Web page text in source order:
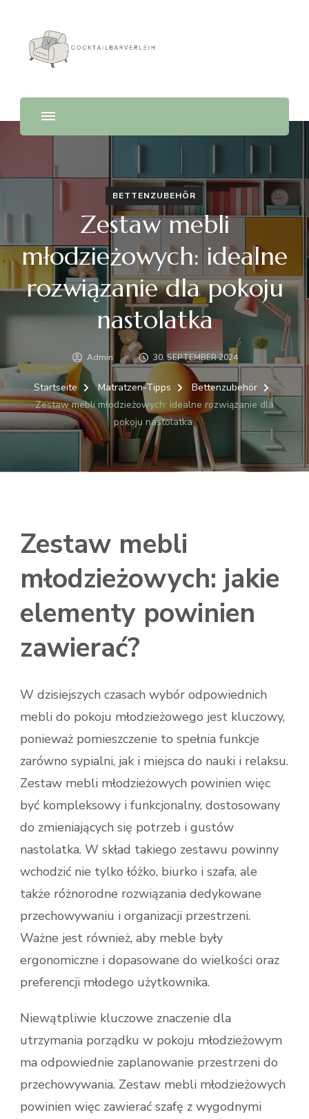
Cocktailbarverleih
BETTENZUBEHÖR
Zestaw mebli
młodzieżowych: idealne
rozwiązanie dla pokoju
nastolatka
Admin 30. SEPTEMBER 2024
Startseite Matratzen-Tipps
Bettenzubehör
Zestaw mebli młodzieżowych: idealne rozwiązanie dla
pokoju nastolatka
Zestaw mebli
młodzieżowych: jakie
elementy powinien
zawierać?
W dzisiejszych czasach wybór odpowiednich
mebli do pokoju młodzieżowego jest kluczowy,
ponieważ pomieszczenie to spełnia funkcje
zarówno sypialni, jak i miejsca do nauki i relaksu.
Zestaw mebli młodzieżowych powinien więc
być kompleksowy i funkcjonalny, dostosowany
do zmieniających się potrzeb i gustów
nastolatka. W skład takiego zestawu powinny
wchodzić nie tylko łóżko, biurko i szafa, ale
także różnorodne rozwiązania dedykowane
przechowywaniu i organizacji przestrzeni.
Ważne jest również, aby meble były
ergonomiczne i dopasowane do wielkości oraz
preferencji młodego użytkownika.
Niewątpliwie kluczowe znaczenie dla
utrzymania porządku w pokoju młodzieżowym
ma odpowiednie zaplanowanie przestrzeni do
przechowywania. Zestaw mebli młodzieżowych
powinien więc zawierać szafę z wygodnymi